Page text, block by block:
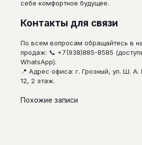
себе комфортное будущее.
Контакты для связи
По всем вопросам обращайтесь в
продаж: 📞 +7(938)885-8585
WhatsApp).
📍 Адрес офиса: г. Грозный, ул. Ш. А.
12, 2 этаж.
Похожие записи